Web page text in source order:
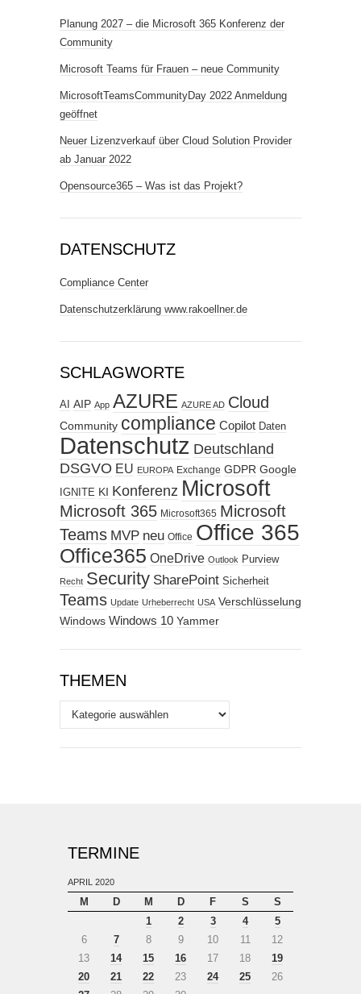
Planung 2027 – die Microsoft 365 Konferenz der
Community
Microsoft Teams für Frauen – neue Community
MicrosoftTeamsCommunityDay 2022 Anmeldung
geöffnet
Neuer Lizenzverkauf über Cloud Solution Provider
ab Januar 2022
Opensource365 – Was ist das Projekt?
DATENSCHUTZ
Compliance Center
Datenschutzerklärung www.rakoellner.de
SCHLAGWORTE
AI AIP App AZURE AZURE AD Cloud
Community compliance Copilot Daten
Datenschutz Deutschland
DSGVO EU EUROPA Exchange GDPR Google
IGNITE KI Konferenz Microsoft
Microsoft 365 Microsoft365 Microsoft
Teams MVP neu Office Office 365
Office365 OneDrive Outlook Purview
Recht Security SharePoint Sicherheit
Teams Update Urheberrecht USA Verschlüsselung
Windows Windows 10 Yammer
THEMEN
Themen
TERMINE
APRIL 2020
M D M D F S
S
1
2 3 4
5
6
7 8 9 10 11
12
13
14 15 16 17 18
19
20
21 22 23 24 25
26